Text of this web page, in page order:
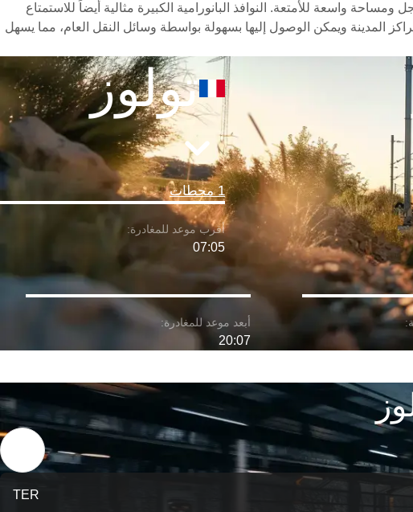
واسعة للأمتعة. النوافذ البانورامية الكبيرة مثالية أيضاً للاستمتاع
المدينة ويمكن الوصول إليها بسهولة بواسطة وسائل النقل العام، مما يسهل
تولوز
1 محطات
07:05
20:07
TER